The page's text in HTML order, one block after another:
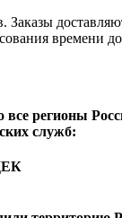
Заказы
времени
регионы
служб: